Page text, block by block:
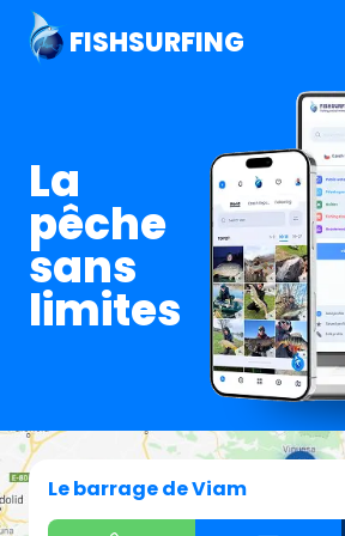
FISHSURFING
La
pêche
sans
limites
Le barrage de Viam